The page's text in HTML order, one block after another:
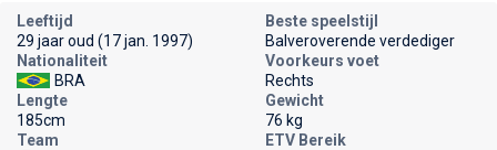
Leeftijd
29 jaar oud (17 jan. 1997)
Beste speelstijl
Balveroverende verdediger
Nationaliteit
BRA
Voorkeurs voet
Rechts
Lengte
185cm
Gewicht
76 kg
Team
ETV Bereik